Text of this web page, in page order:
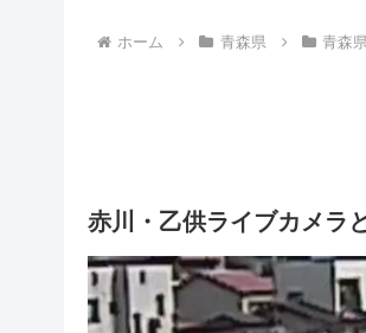
ホーム 青森県 青森
赤川・乙供ライブカメラ